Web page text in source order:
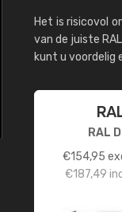
Het is risicovol
van de juiste
kunt u voordelig
RAL
€154,95
€187,49